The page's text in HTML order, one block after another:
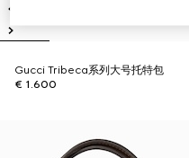
Gucci Tribeca系列大号托特包
€ 1.600